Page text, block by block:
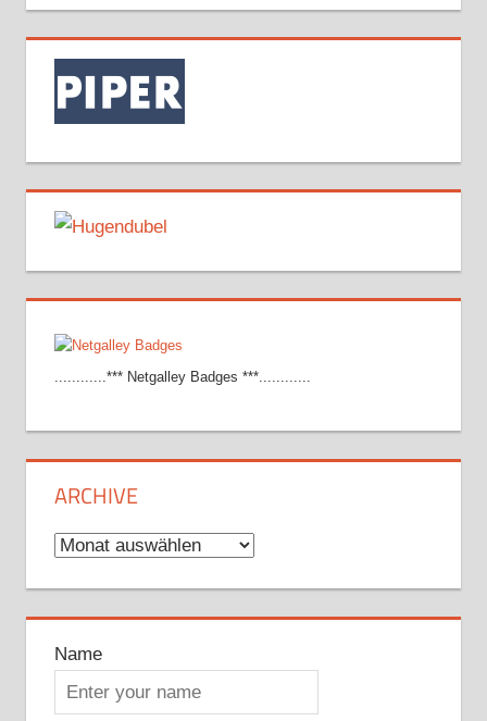
............*** Netgalley Badges ***............
ARCHIVE
Archive
Name